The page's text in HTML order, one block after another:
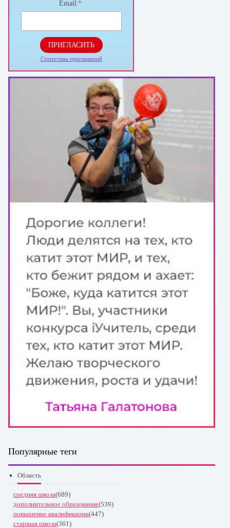
Email *
ПРИГЛАСИТЬ
Статистика приглашений
Популярные теги
Область
средняя школа(689)
дополнительное образование(539)
повышение квалификации(447)
старшая школа(361)